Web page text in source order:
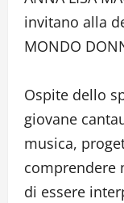
invitano alla
MONDO
Ospite dello
giovane
musica,
comprendere
di essere